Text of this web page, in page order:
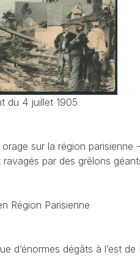
du 4 juillet 1905
orage sur la région
par des grêlons
Région Parisienne
d’énormes dégâts à l’est